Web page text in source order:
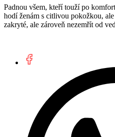
Padnou všem, kteří touží po
hodí ženám s citlivou pokožkou,
zakryté, ale zároveň nezemřít od